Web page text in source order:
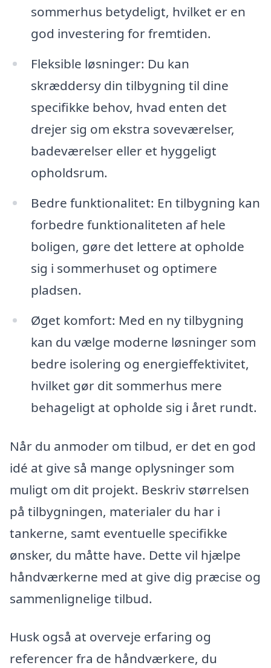
sommerhus betydeligt, hvilket er en
god investering for fremtiden.
Fleksible løsninger: Du kan
skræddersy din tilbygning til dine
specifikke behov, hvad enten det
drejer sig om ekstra soveværelser,
badeværelser eller et hyggeligt
opholdsrum.
Bedre funktionalitet: En tilbygning kan
forbedre funktionaliteten af hele
boligen, gøre det lettere at opholde
sig i sommerhuset og optimere
pladsen.
Øget komfort: Med en ny tilbygning
kan du vælge moderne løsninger som
bedre isolering og energieffektivitet,
hvilket gør dit sommerhus mere
behageligt at opholde sig i året rundt.
Når du anmoder om tilbud, er det en god
idé at give så mange oplysninger som
muligt om dit projekt. Beskriv størrelsen
på tilbygningen, materialer du har i
tankerne, samt eventuelle specifikke
ønsker, du måtte have. Dette vil hjælpe
håndværkerne med at give dig præcise og
sammenlignelige tilbud.
Husk også at overveje erfaring og
referencer fra de håndværkere, du